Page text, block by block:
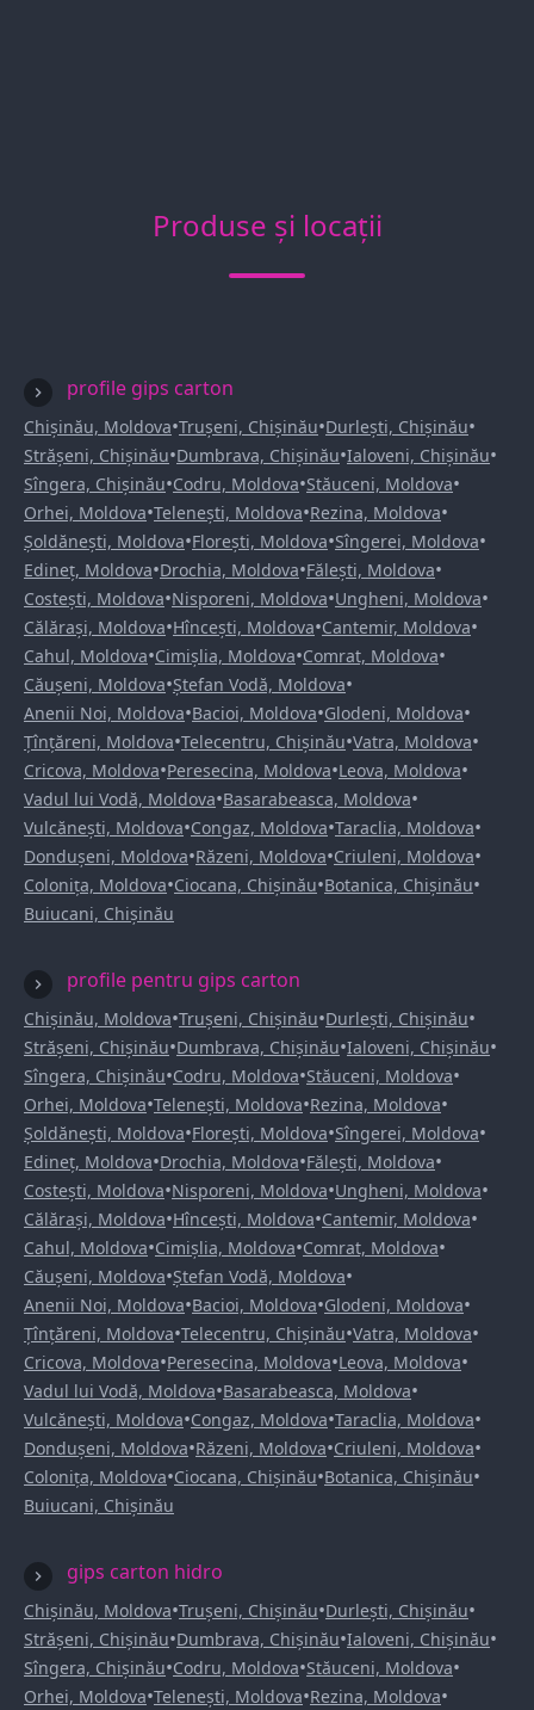
Produse și locații
profile gips carton
Chișinău, Moldova•Trușeni, Chișinău•Durlești, Chișinău•
Strășeni, Chișinău•Dumbrava, Chișinău•Ialoveni, Chișinău•
Sîngera, Chișinău•Codru, Moldova•Stăuceni, Moldova•
Orhei, Moldova•Telenești, Moldova•Rezina, Moldova•
Șoldănești, Moldova•Florești, Moldova•Sîngerei, Moldova•
Edineț, Moldova•Drochia, Moldova•Fălești, Moldova•
Costești, Moldova•Nisporeni, Moldova•Ungheni, Moldova•
Călărași, Moldova•Hîncești, Moldova•Cantemir, Moldova•
Cahul, Moldova•Cimișlia, Moldova•Comrat, Moldova•
Căușeni, Moldova•Ștefan Vodă, Moldova•
Anenii Noi, Moldova•Bacioi, Moldova•Glodeni, Moldova•
Țînțăreni, Moldova•Telecentru, Chișinău•Vatra, Moldova•
Cricova, Moldova•Peresecina, Moldova•Leova, Moldova•
Vadul lui Vodă, Moldova•Basarabeasca, Moldova•
Vulcănești, Moldova•Congaz, Moldova•Taraclia, Moldova•
Dondușeni, Moldova•Răzeni, Moldova•Criuleni, Moldova•
Colonița, Moldova•Ciocana, Chișinău•Botanica, Chișinău•
Buiucani, Chișinău
profile pentru gips carton
Chișinău, Moldova•Trușeni, Chișinău•Durlești, Chișinău•
Strășeni, Chișinău•Dumbrava, Chișinău•Ialoveni, Chișinău•
Sîngera, Chișinău•Codru, Moldova•Stăuceni, Moldova•
Orhei, Moldova•Telenești, Moldova•Rezina, Moldova•
Șoldănești, Moldova•Florești, Moldova•Sîngerei, Moldova•
Edineț, Moldova•Drochia, Moldova•Fălești, Moldova•
Costești, Moldova•Nisporeni, Moldova•Ungheni, Moldova•
Călărași, Moldova•Hîncești, Moldova•Cantemir, Moldova•
Cahul, Moldova•Cimișlia, Moldova•Comrat, Moldova•
Căușeni, Moldova•Ștefan Vodă, Moldova•
Anenii Noi, Moldova•Bacioi, Moldova•Glodeni, Moldova•
Țînțăreni, Moldova•Telecentru, Chișinău•Vatra, Moldova•
Cricova, Moldova•Peresecina, Moldova•Leova, Moldova•
Vadul lui Vodă, Moldova•Basarabeasca, Moldova•
Vulcănești, Moldova•Congaz, Moldova•Taraclia, Moldova•
Dondușeni, Moldova•Răzeni, Moldova•Criuleni, Moldova•
Colonița, Moldova•Ciocana, Chișinău•Botanica, Chișinău•
Buiucani, Chișinău
gips carton hidro
Chișinău, Moldova•Trușeni, Chișinău•Durlești, Chișinău•
Strășeni, Chișinău•Dumbrava, Chișinău•Ialoveni, Chișinău•
Sîngera, Chișinău•Codru, Moldova•Stăuceni, Moldova•
Orhei, Moldova•Telenești, Moldova•Rezina, Moldova•